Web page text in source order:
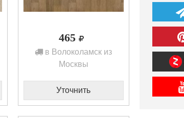
465
в Волоколамск из
Москвы
Уточнить